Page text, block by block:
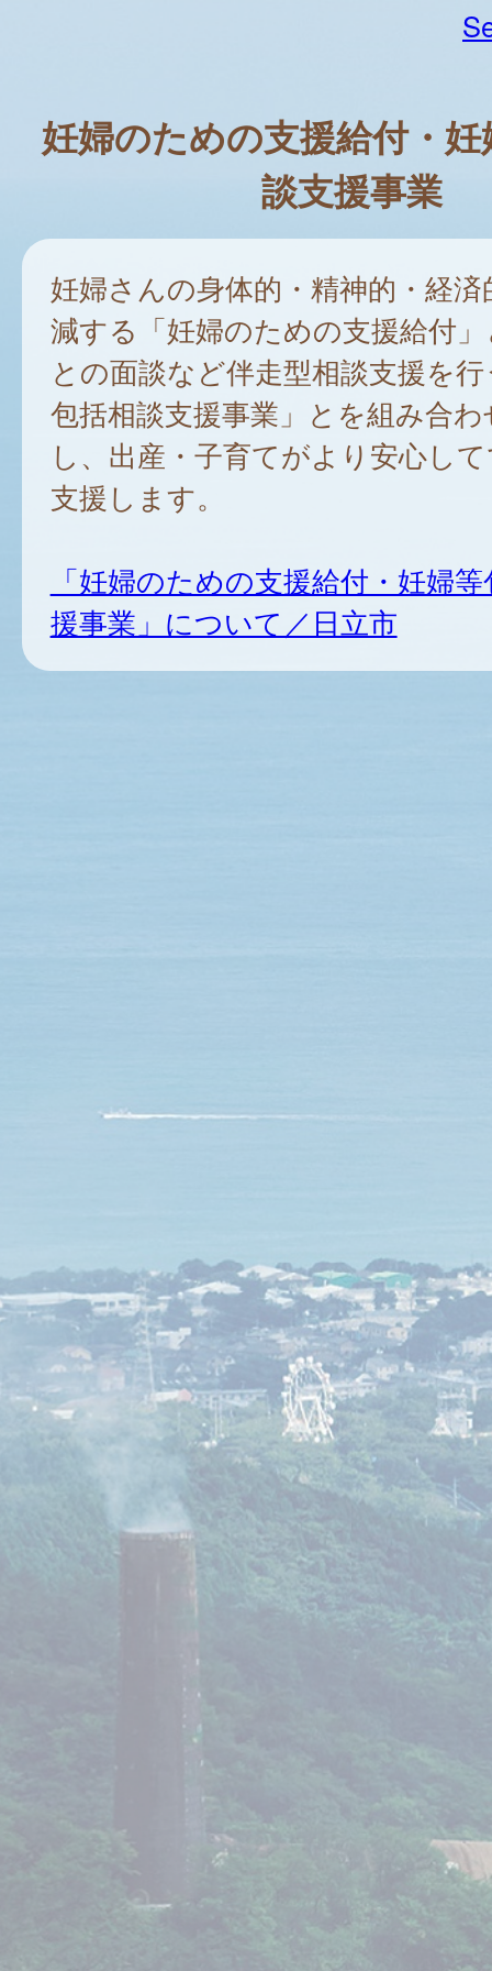
妊婦のための支援給付・
談支援事業
妊婦さんの身体的・精神的・経
減する「妊婦のための支援給付
との面談など伴走型相談支援を
包括相談支援事業」とを組み合
し、出産・子育てがより安心し
支援します。
「妊婦のための支援給付・妊婦
援事業」について／日立市